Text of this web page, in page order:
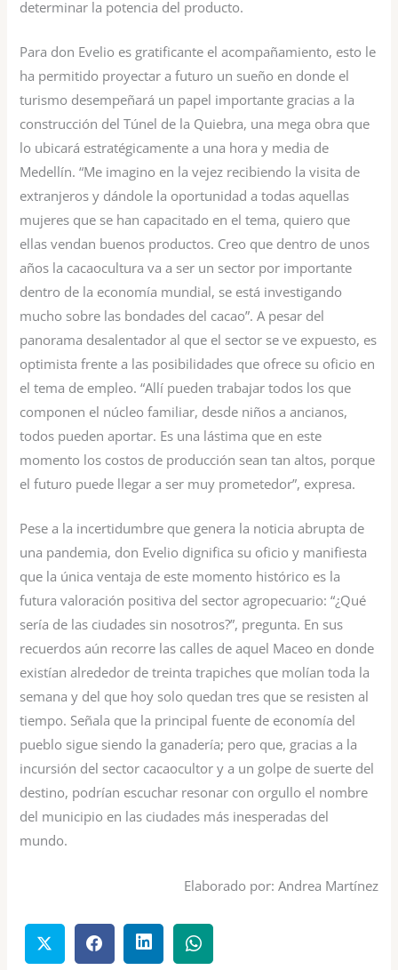
determinar la potencia del producto.
Para don Evelio es gratificante el acompañamiento, esto le
ha permitido proyectar a futuro un sueño en donde el
turismo desempeñará un papel importante gracias a la
construcción del Túnel de la Quiebra, una mega obra que
lo ubicará estratégicamente a una hora y media de
Medellín. “Me imagino en la vejez recibiendo la visita de
extranjeros y dándole la oportunidad a todas aquellas
mujeres que se han capacitado en el tema, quiero que
ellas vendan buenos productos. Creo que dentro de unos
años la cacaocultura va a ser un sector por importante
dentro de la economía mundial, se está investigando
mucho sobre las bondades del cacao”. A pesar del
panorama desalentador al que el sector se ve expuesto, es
optimista frente a las posibilidades que ofrece su oficio en
el tema de empleo. “Allí pueden trabajar todos los que
componen el núcleo familiar, desde niños a ancianos,
todos pueden aportar. Es una lástima que en este
momento los costos de producción sean tan altos, porque
el futuro puede llegar a ser muy prometedor”, expresa.
Pese a la incertidumbre que genera la noticia abrupta de
una pandemia, don Evelio dignifica su oficio y manifiesta
que la única ventaja de este momento histórico es la
futura valoración positiva del sector agropecuario: “¿Qué
sería de las ciudades sin nosotros?”, pregunta. En sus
recuerdos aún recorre las calles de aquel Maceo en donde
existían alrededor de treinta trapiches que molían toda la
semana y del que hoy solo quedan tres que se resisten al
tiempo. Señala que la principal fuente de economía del
pueblo sigue siendo la ganadería; pero que, gracias a la
incursión del sector cacaocultor y a un golpe de suerte del
destino, podrían escuchar resonar con orgullo el nombre
del municipio en las ciudades más inesperadas del
mundo.
Elaborado por: Andrea Martínez